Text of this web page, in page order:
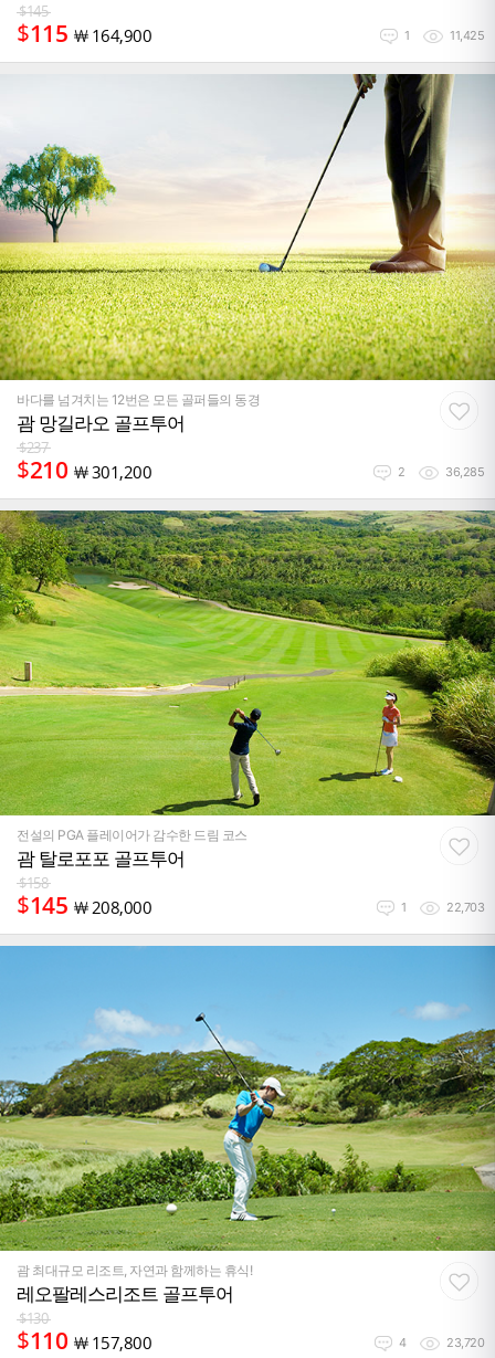
$145
$115 ￦ 164,900 1 11,425
바다를 넘겨치는 12번은 모든 골퍼들의 동경
괌 망길라오 골프투어
$237
$210 ￦301,200 2 36,285
전설의 PGA 플레이어가 감수한 드림 코스
괌 탈로포포 골프투어
$158
$145 ￦ 208,000 1 22,703
괌 최대규모 리조트, 자연과 함께하는 휴식!
레오팔레스리조트 골프투어
$130
$110 ￦ 157,800 4 23,720